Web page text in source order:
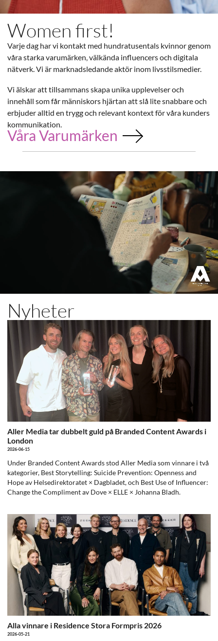
Women first!
Varje dag har vi kontakt med hundratusentals kvinnor genom
våra starka varumärken, välkända influencers och digitala
nätverk. Vi är marknadsledande aktör inom livsstilsmedier.
Vi älskar att tillsammans skapa unika upplevelser och
innehåll som får människors hjärtan att slå lite snabbare och
erbjuder alltid en trygg och relevant kontext för våra kunders
kommunikation.
Våra Varumärken
Nyheter
Aller Media tar dubbelt guld på Branded Content Awards i
London
2026-06-15
Under Branded Content Awards stod Aller Media som vinnare i två
kategorier, Best Storytelling: Suicide Prevention: Openness and
Hope av Helsedirektoratet × Dagbladet, och Best Use of Influencer:
Change the Compliment av Dove × ELLE × Johanna Bladh.
Alla vinnare i Residence Stora Formpris 2026
2026-05-21